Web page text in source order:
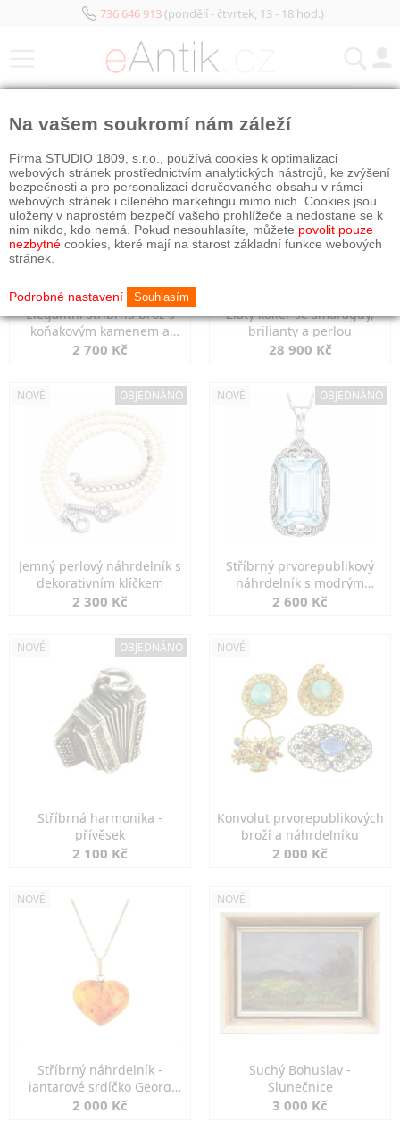
736 646 913(pondělí - čtvrtek, 13 - 18 hod.)
Elegantní stříbrná brož s
koňakovým kamenem a
markazity
2 700 Kč
Zlatý kolier se smaragdy,
brilianty a perlou
28 900 Kč
NOVÉ OBJEDNÁNO
Jemný perlový náhrdelník s
dekorativním klíčkem
2 300 Kč
NOVÉ OBJEDNÁNO
Stříbrný prvorepublikový
náhrdelník s modrým
spinelem
2 600 Kč
NOVÉ OBJEDNÁNO
Stříbrná harmonika -
přívěsek
2 100 Kč
NOVÉ
Konvolut prvorepublikových
broží a náhrdelníku
2 000 Kč
NOVÉ
Stříbrný náhrdelník -
jantarové srdíčko Georg
Kramer
2 000 Kč
NOVÉ
Suchý Bohuslav -
Slunečnice
3 000 Kč
Na vašem soukromí nám záleží
Firma STUDIO 1809, s.r.o., používá cookies k optimalizaci
webových stránek prostřednictvím analytických nástrojů, ke zvýšení
bezpečnosti a pro personalizaci doručovaného obsahu v rámci
webových stránek i cíleného marketingu mimo nich. Cookies jsou
uloženy v naprostém bezpečí vašeho prohlížeče a nedostane se k
nim nikdo, kdo nemá. Pokud nesouhlasíte, můžete povolit pouze
nezbytné cookies, které mají na starost základní funkce webových
stránek.
Podrobné nastavení Souhlasím